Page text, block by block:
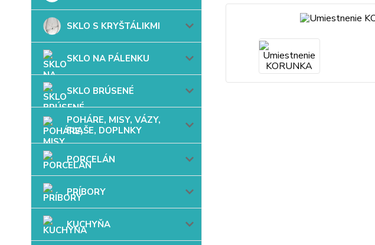
SKLO S KRYŠTÁLIKMI
SKLO NA PÁLENKU
SKLO BRÚSENÉ
POHÁRE, MISY, VÁZY,
FĽAŠE, DOPLNKY
PORCELÁN
PRÍBORY
KUCHYŇA